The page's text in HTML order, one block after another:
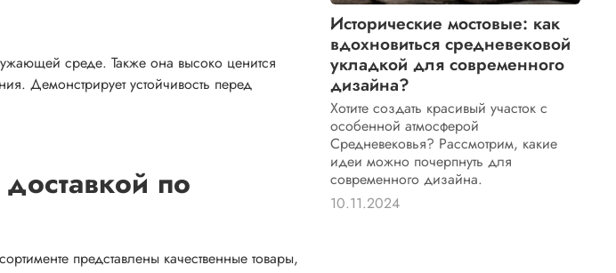
среде. Также она высоко ценится
Демонстрирует устойчивость перед
по
представлены качественные товары,
Исторические мостовые: как
вдохновиться средневековой
укладкой для современного
дизайна?
Хотите создать красивый участок с
особенной атмосферой
Средневековья? Рассмотрим, какие
идеи можно почерпнуть для
современного дизайна.
10.11.2024